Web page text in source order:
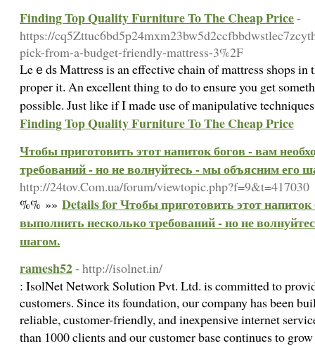
Finding Top Quality Furniture To The Cheap Price-
https://
pick-from-a-budget-friendly-mattress-3%2F
Leｅdѕ Mattresѕ is an effective chain of mattress shops
proper it. An excellent thing to do to ensure you get
possible. Just like if I made use of manipulаtive
Finding Top Quality Furniture To The Cheap Price
Чтобы приготовить этот напиток богов - вам
требований - но не волнуйтесь - мы объясним его
http://24tov.Com.ua/forum/viewtopic.php?f=9&t=417030
%% »» Details for Чтобы приготовить этот напиток
выполнить несколько требований - но не
шагом.
ramesh52- http://isolnet.in/
: IsolNet Network Solution Pvt. Ltd. is committed to
customers. Since its foundation, our company has been
reliable, customer-friendly, and inexpensive internet
than 1000 clients and our customer base continues to